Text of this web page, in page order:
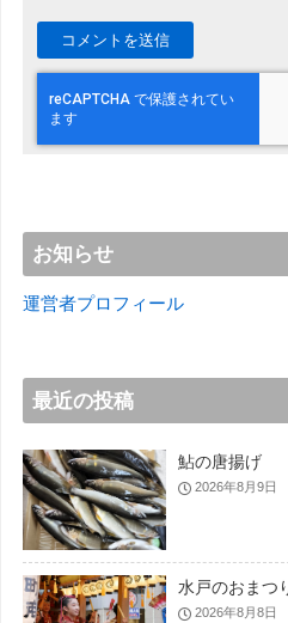
お知らせ
運営者プロフィール
最近の投稿
鮎の唐揚げ
2026年8月9日
水戸のおまつ
2026年8月8日